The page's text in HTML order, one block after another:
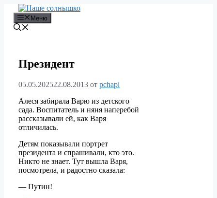
Перейти
содержимому
Меню
Президент
05.05.202522.08.2013 от pchapl
Алеся забирала Варю из детского
сада. Воспитатель и няня наперебой
рассказывали ей, как Варя
отличилась.
Детям показывали портрет
президента и спрашивали, кто это.
Никто не знает. Тут вышла Варя,
посмотрела, и радостно сказала:
— Путин!